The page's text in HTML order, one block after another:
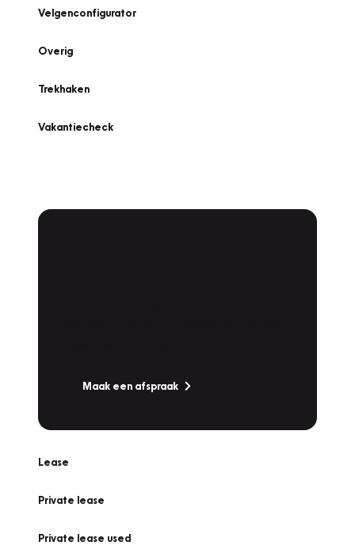
Velgenconfigurator
Overig
Trekhaken
Vakantiecheck
Maak een afspraak
Lease
Private lease
Private lease used